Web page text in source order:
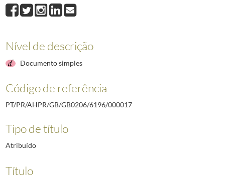
000017Discurso do Presidente Aníbal Cavaco Silva no banquete em honra
000018Intervenção do Presidente Aníbal Cavaco Silva no 3.º Encontro PME
000020
Intervenção do Presidente Aníbal Cavaco Silva na sessão solene
Nível de descrição
Documento simples
Código de referência
PT/PR/AHPR/GB/GB0206/6196/000017
Tipo de título
Atribuído
Título